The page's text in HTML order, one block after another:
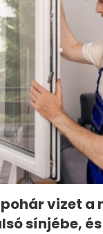
vizet a
sínjébe,